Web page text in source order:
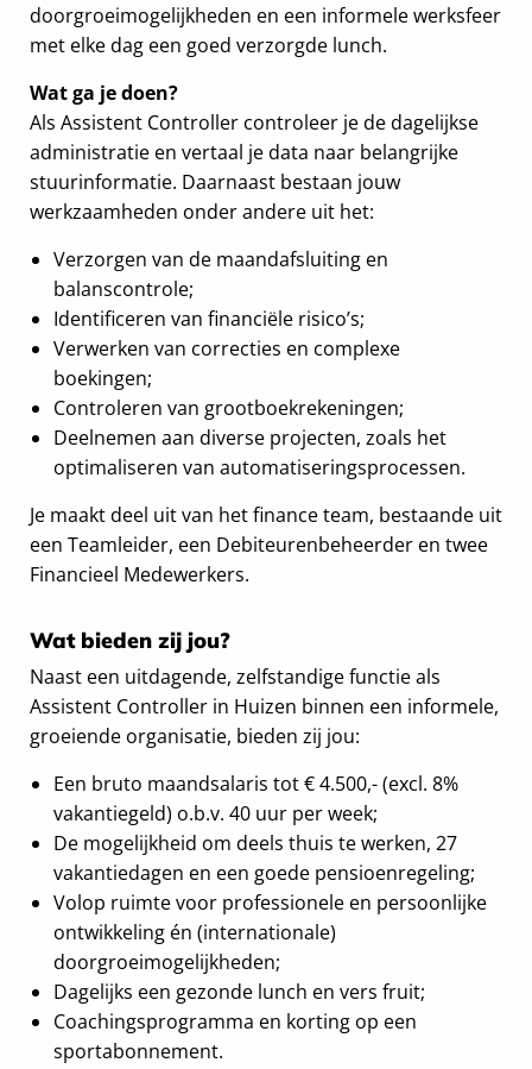
doorgroeimogelijkheden en een informele werksfeer
met elke dag een goed verzorgde lunch.
Wat ga je doen?
Als Assistent Controller controleer je de dagelijkse
administratie en vertaal je data naar belangrijke
stuurinformatie. Daarnaast bestaan jouw
werkzaamheden onder andere uit het:
Verzorgen van de maandafsluiting en
balanscontrole;
Identificeren van financiële risico’s;
Verwerken van correcties en complexe
boekingen;
Controleren van grootboekrekeningen;
Deelnemen aan diverse projecten, zoals het
optimaliseren van automatiseringsprocessen.
Je maakt deel uit van het finance team, bestaande uit
een Teamleider, een Debiteurenbeheerder en twee
Financieel Medewerkers.
Wat bieden zij jou?
Naast een uitdagende, zelfstandige functie als
Assistent Controller in Huizen binnen een informele,
groeiende organisatie, bieden zij jou:
Een bruto maandsalaris tot € 4.500,- (excl. 8%
vakantiegeld) o.b.v. 40 uur per week;
De mogelijkheid om deels thuis te werken, 27
vakantiedagen en een goede pensioenregeling;
Volop ruimte voor professionele en persoonlijke
ontwikkeling én (internationale)
doorgroeimogelijkheden;
Dagelijks een gezonde lunch en vers fruit;
Coachingsprogramma en korting op een
sportabonnement.